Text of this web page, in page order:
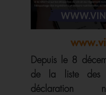
Depuis le 8
de la liste des
déclaration